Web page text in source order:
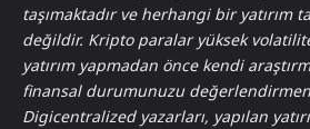
taşımaktadır ve herhangi bir yatırım
değildir. Kripto paralar yüksek
yatırım yapmadan önce kendi
finansal durumunuzu
Digicentralized yazarları, yapılan